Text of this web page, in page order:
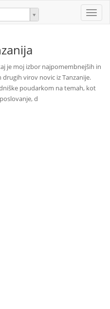
Toggle
je moj izbor najpomembnejših in
virov novic iz Tanzanije.
poudarkom na temah, kot
d